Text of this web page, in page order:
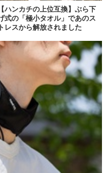
【ハンカチの上位互換】ぶら下
式の「極小タオル」であのス
トレスから解放されました